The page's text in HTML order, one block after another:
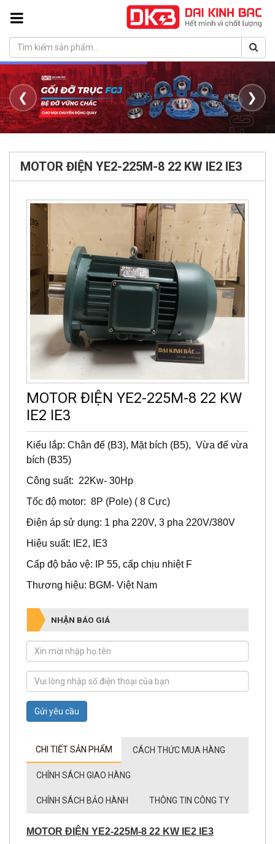
❮ ❯
MOTOR ĐIỆN YE2-225M-8 22 KW IE2 IE3
MOTOR ĐIỆN YE2-225M-8 22 KW
IE2 IE3
Kiểu lắp: Chân đế (B3), Mặt bích (B5), Vừa đế vừa
bích (B35)
Công suất: 22Kw- 30Hp
Tốc độ motor: 8P (Pole) ( 8 Cực)
Điện áp sử dụng: 1 pha 220V, 3 pha 220V/380V
Hiệu suất: IE2, IE3
Cấp độ bảo vệ: IP 55, cấp chịu nhiệt F
Thương hiệu: BGM- Việt Nam
NHẬN BÁO GIÁ
Gửi yêu cầu
CHI TIẾT SẢN PHẨM CÁCH THỨC MUA HÀNG
CHÍNH SÁCH GIAO HÀNG
CHÍNH SÁCH BẢO HÀNH THÔNG TIN CÔNG TY
MOTOR ĐIỆN YE2-225M-8 22 KW IE2 IE3